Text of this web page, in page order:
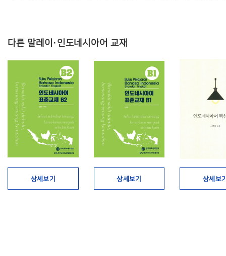
다른 말레이·인도네시아어 교재
상세보기 상세보기 상세보